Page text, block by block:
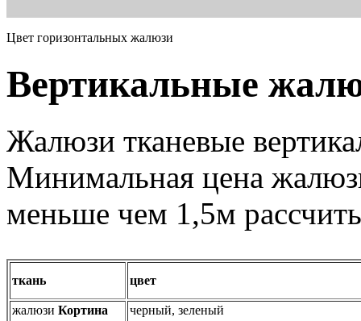
Цвет горизонтальных жалюзи
Вертикальные
Жалюзи тканевые
Минимальная цена
меньше чем 1,5м
ткань цвет
жалюзи Кортина
черный, зеленый